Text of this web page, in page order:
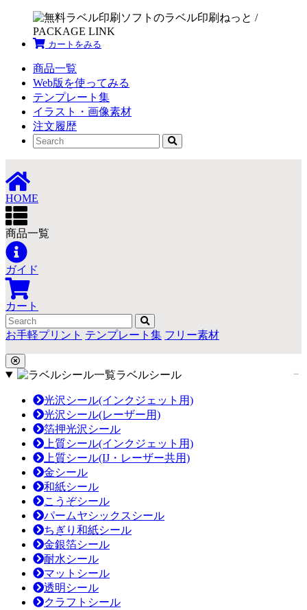
カートをみる
商品一覧
Web版を使ってみる
テンプレート集
イラスト・画像素材
注文履歴
HOME
商品一覧
ガイド
カート
お手軽プリント テンプレート集 フリー素材
ラベルシール
光沢シール(インクジェット用)
光沢シール(レーザー用)
箔押光沢シール
上質シール(インクジェット用)
上質シール(IJ・レーザー共用)
金シール
和紙シール
こうぞシール
パームヤシックスシール
ちぎり和紙シール
金銀箔シール
耐水シール
マットシール
透明シール
クラフトシール